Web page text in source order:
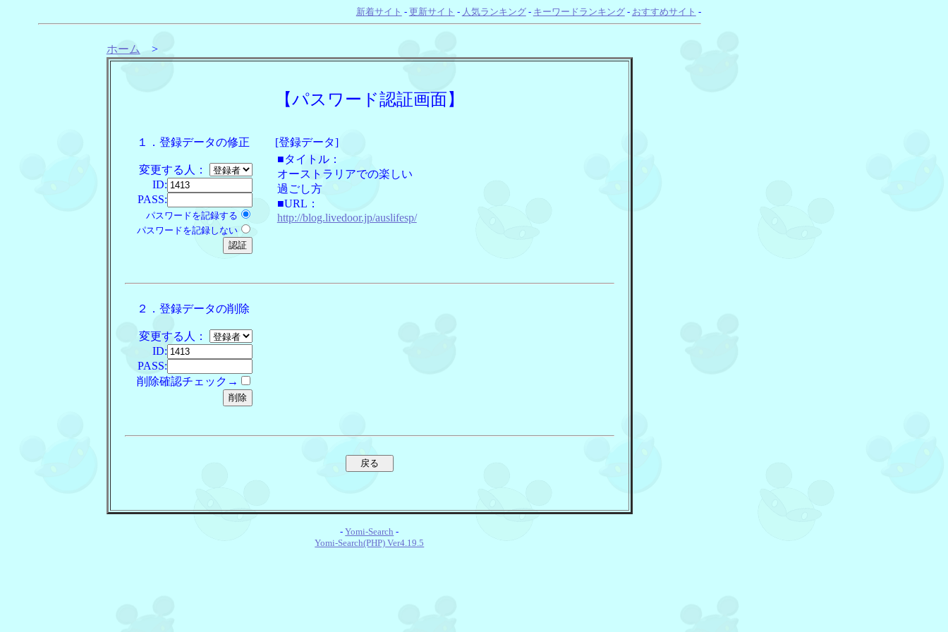
新着サイト - 更新サイト - 人気ランキング- キーワードランキング- おすすめサイト -
ホーム >
【パスワード認証画面】
１．登録データの修正
変更する人：
ID:
PASS:
パスワードを記録する
パスワードを記録しない
[登録データ]
■タイトル：
オーストラリアでの楽しい
過ごし方
■URL：
http://blog.livedoor.jp/auslifesp/
２．登録データの削除
変更する人：
ID:
PASS:
削除確認チェック→
-Yomi-Search -
Yomi-Search(PHP) Ver4.19.5